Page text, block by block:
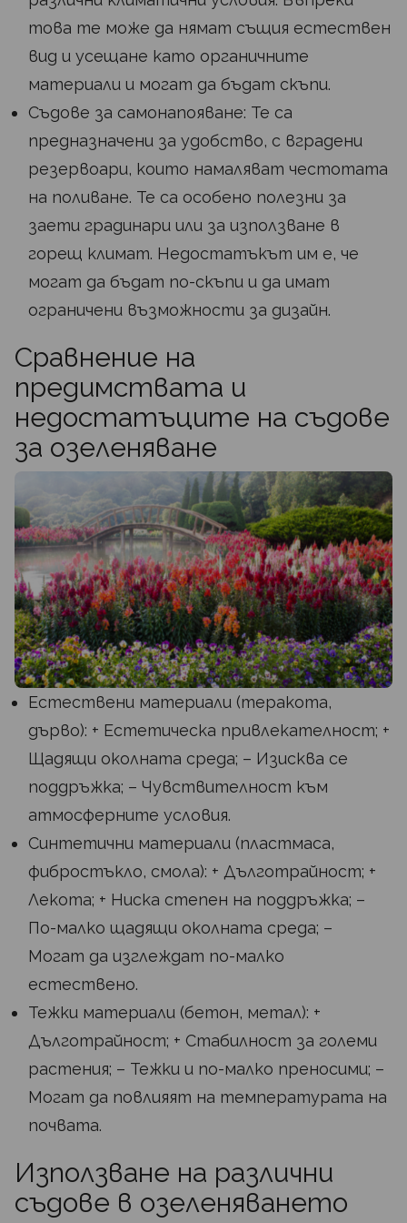
това те може да нямат същия естествен
вид и усещане като органичните
материали и могат да бъдат скъпи.
Съдове за самонапояване: Те са
предназначени за удобство, с вградени
резервоари, които намаляват честотата
на поливане. Те са особено полезни за
заети градинари или за използване в
горещ климат. Недостатъкът им е, че
могат да бъдат по-скъпи и да имат
ограничени възможности за дизайн.
Сравнение на
предимствата и
недостатъците на съдове
за озеленяване
Естествени материали (теракота,
дърво): + Естетическа привлекателност; +
Щадящи околната среда; – Изисква се
поддръжка; – Чувствителност към
атмосферните условия.
Синтетични материали (пластмаса,
фибростъкло, смола): + Дълготрайност; +
Лекота; + Ниска степен на поддръжка; –
По-малко щадящи околната среда; –
Могат да изглеждат по-малко
естествено.
Тежки материали (бетон, метал): +
Дълготрайност; + Стабилност за големи
растения; – Тежки и по-малко преносими; –
Могат да повлияят на температурата на
почвата.
Използване на различни
съдове в озеленяването